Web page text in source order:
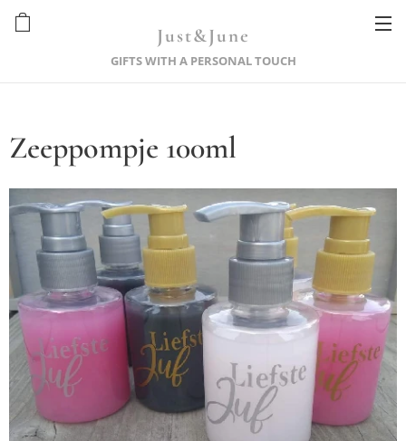
Just&June
GIFTS WITH A PERSONAL TOUCH
Zeeppompje 100ml